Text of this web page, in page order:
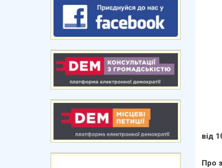
від
Про